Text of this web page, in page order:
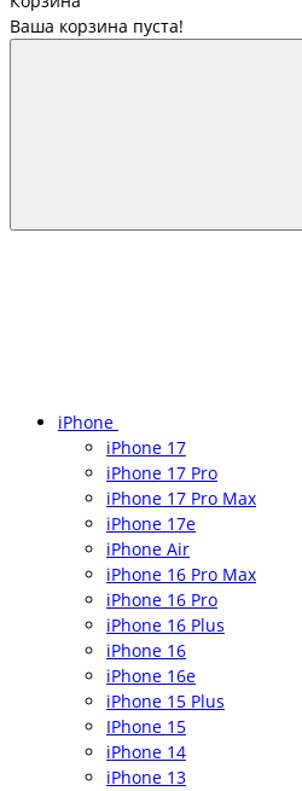
Ваша корзина пуста!
iPhone
iPhone 17
iPhone 17 Pro
iPhone 17 Pro Max
iPhone 17e
iPhone Air
iPhone 16 Pro Max
iPhone 16 Pro
iPhone 16 Plus
iPhone 16
iPhone 16e
iPhone 15 Plus
IPhone 15
iPhone 14
iPhone 13